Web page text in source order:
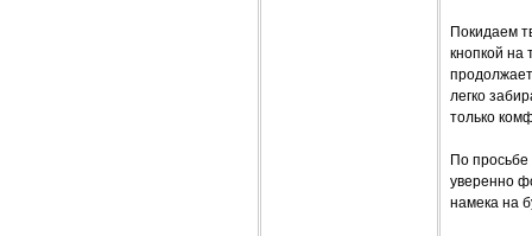
Покидаем
кнопкой на
легко
только
По
уверенно
намека на